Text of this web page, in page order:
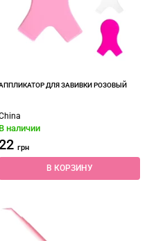
ДЛЯ ЗАВИВКИ РОЗОВЫЙ
В наличии
грн
В КОРЗИНУ